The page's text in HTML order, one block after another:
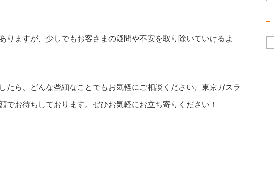
ますが、少しでもお客さまの疑問や不安を取り除いていけるよ
たら、どんな些細なことでもお気軽にご相談ください。東京ガスラ
お待ちしております。ぜひお気軽にお立ち寄りください！